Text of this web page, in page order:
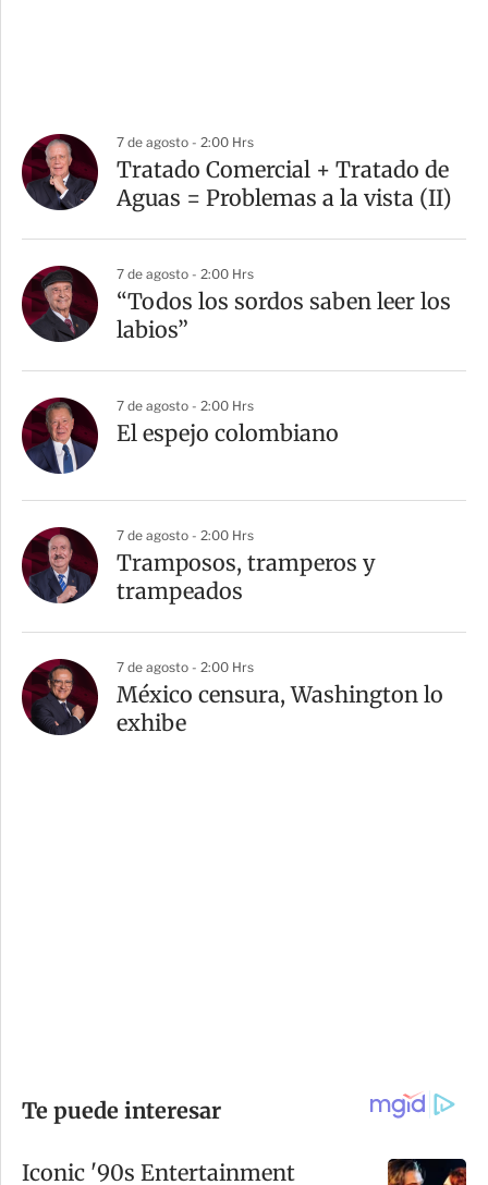
7 de agosto - 2:00 Hrs
Tratado Comercial + Tratado de
Aguas = Problemas a la vista (II)
7 de agosto - 2:00 Hrs
“Todos los sordos saben leer los
labios”
7 de agosto - 2:00 Hrs
El espejo colombiano
7 de agosto - 2:00 Hrs
Tramposos, tramperos y
trampeados
7 de agosto - 2:00 Hrs
México censura, Washington lo
exhibe